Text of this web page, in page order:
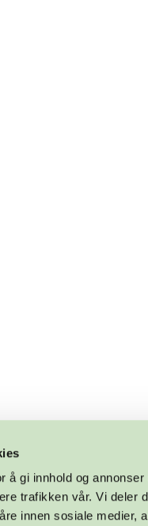
å gi innhold og
trafikken vår. Vi deler
innen sosiale medier,